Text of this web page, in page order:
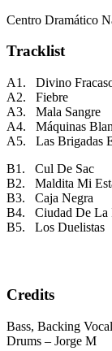
Centro Dramático
Tracklist
A1. Divino
A2. Fiebre
A3. Mala Sangre
A4. Máquinas
A5. Las Brigadas
B1. Cul De Sac
B2. Maldita Mi
B3. Caja Negra
B4. Ciudad De La
B5. Los Duelistas
Credits
Bass, Backing
Drums – Jorge M